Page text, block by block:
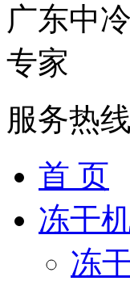
广东中
专家
服务热线
首 页
冻干
冻